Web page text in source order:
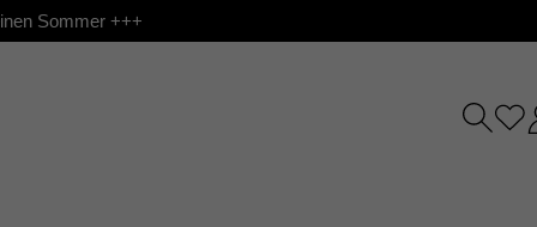
Sommer +++